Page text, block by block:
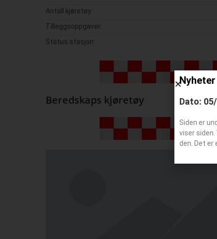
Antall kjøretøy:
Tilleggsoppgaver:
Status stasjon:
Beredskaps kjøretøy Dato:
Siden er
viser siden.
den. Det er